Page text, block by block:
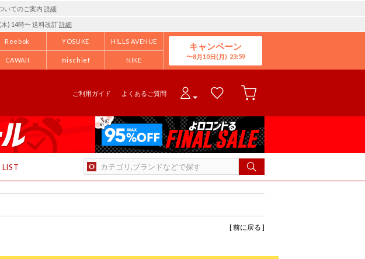
いてのご案内 詳細
木) 14時〜 送料改訂詳細
Reebok YOSUKE HILLS AVENUE
CAWAII mischief NIKE
キャンペーン
8月10日(月)
ご利用ガイド よくあるご質問
LIST
[ 前に戻る ]